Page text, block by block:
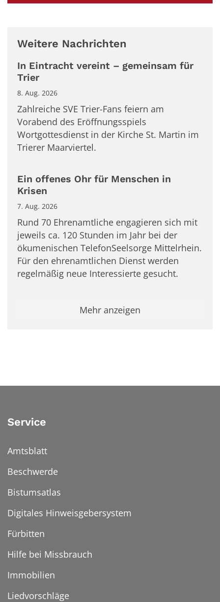
Weitere Nachrichten
In Eintracht vereint – gemeinsam für
Trier
8. Aug. 2026
Zahlreiche SVE Trier-Fans feiern am
Vorabend des Eröffnungsspiels
Wortgottesdienst in der Kirche St. Martin im
Trierer Maarviertel.
Ein offenes Ohr für Menschen in
Krisen
7. Aug. 2026
Rund 70 Ehrenamtliche engagieren sich mit
jeweils ca. 120 Stunden im Jahr bei der
ökumenischen TelefonSeelsorge Mittelrhein.
Für den ehrenamtlichen Dienst werden
regelmäßig neue Interessierte gesucht.
Mehr anzeigen
Service
Amtsblatt
Beschwerde
Bistumsatlas
Digitales Hinweisgebersystem
Fürbitten
Hilfe bei Missbrauch
Immobilien
Liedvorschläge